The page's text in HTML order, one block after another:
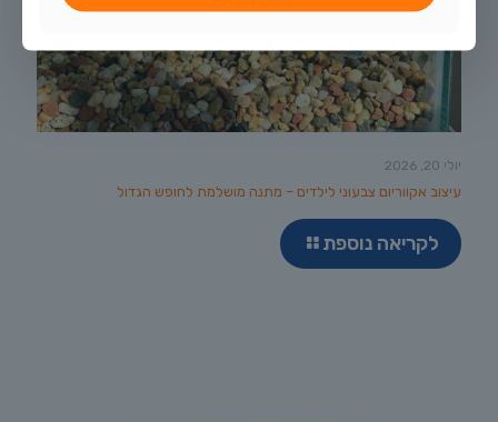
יולי 20, 2026
עיצוב אקווריום צבעוני לילדים – מתנה מושלמת לחופש הגדול
לקריאה נוספת